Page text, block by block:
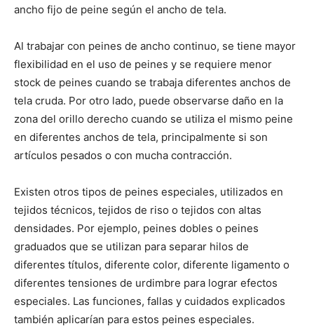
ancho fijo de peine según el ancho de tela.
Al trabajar con peines de ancho continuo, se tiene mayor
flexibilidad en el uso de peines y se requiere menor
stock de peines cuando se trabaja diferentes anchos de
tela cruda. Por otro lado, puede observarse daño en la
zona del orillo derecho cuando se utiliza el mismo peine
en diferentes anchos de tela, principalmente si son
artículos pesados o con mucha contracción.
Existen otros tipos de peines especiales, utilizados en
tejidos técnicos, tejidos de riso o tejidos con altas
densidades. Por ejemplo, peines dobles o peines
graduados que se utilizan para separar hilos de
diferentes títulos, diferente color, diferente ligamento o
diferentes tensiones de urdimbre para lograr efectos
especiales. Las funciones, fallas y cuidados explicados
también aplicarían para estos peines especiales.